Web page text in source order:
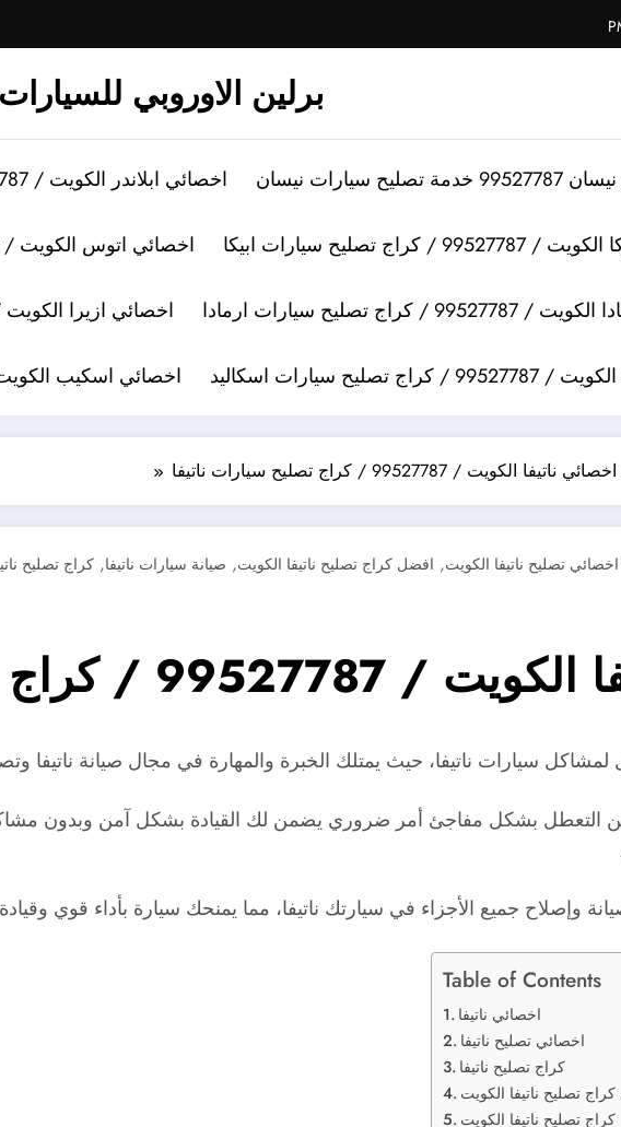
برلين الاوروبي للسيارات
تصليح سيارات نيسان اخصائي ابلاندر الكويت / 99527787 / كراج تصليح سيارات ابلاندر
/ كراج تصليح سيارات ابيكا اخصائي اتوس الكويت / 99527787 / كراج تصليح سيارات اتوس
/ كراج تصليح سيارات ارمادا اخصائي ازيرا الكويت / 99527787 / كراج تصليح سيارات
تصليح سيارات اسكاليد اخصائي اسكيب الكويت / 99527787 / كراج تصليح
اخصائي ناتيفا الكويت / 99527787 / كراج تصليح سيارات ناتيفا
اخصائي تصليح ناتيفا الكويت, افضل كراج تصليح ناتيفا الكويت, صيانة سيارات ناتيفا, كراج تصليح
/ كراج تصليح سيارات ناتيفا
لمشاكل سيارات ناتيفا، حيث يمتلك الخبرة والمهارة في مجال صيانة ناتيفا
التعطل بشكل مفاجئ أمر ضروري يضمن لك القيادة بشكل آمن وبدون
وإصلاح جميع الأجزاء في سيارتك ناتيفا، مما يمنحك سيارة بأداء قوي
Table of Contents
اخصائي ناتيفا
اخصائي تصليح ناتيفا
كراج تصليح ناتيفا
تصليح ناتيفا الكويت
كراج تصليح ناتيفا الكويت